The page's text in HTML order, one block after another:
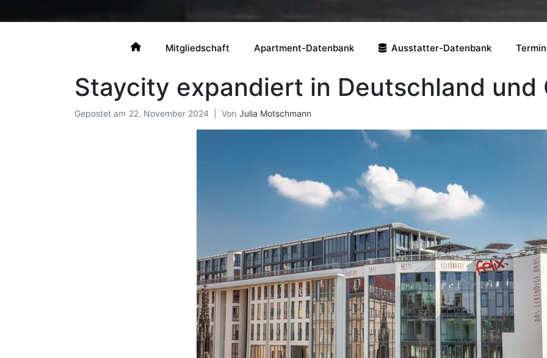
Mitgliedschaft Apartment-Datenbank Ausstatter-Datenbank
Staycity expandiert in Deutschland und
Gepostet am 22. November 2024 Von Julia Motschmann